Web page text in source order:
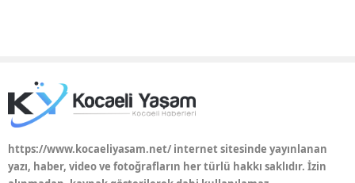
https://www.kocaeliyasam.net/ internet sitesinde yayınlanan
yazı, haber, video ve fotoğrafların her türlü hakkı saklıdır. İzin